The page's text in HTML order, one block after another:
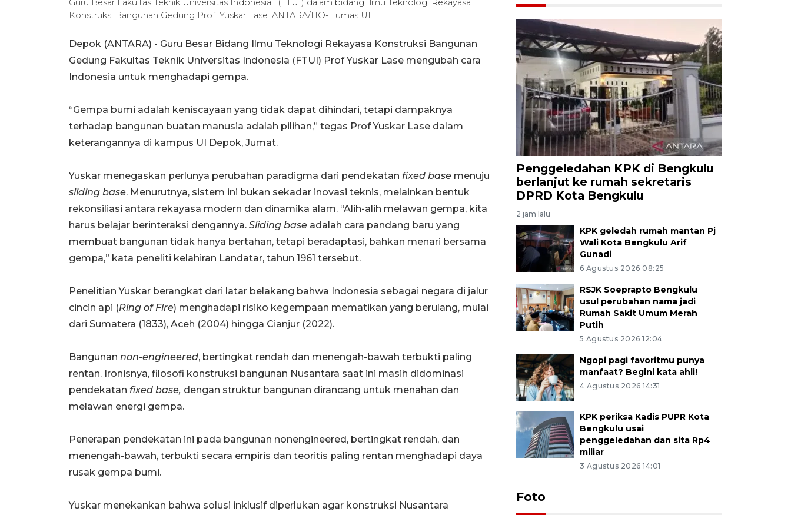
Guru Besar Fakultas Teknik Universitas Indonesia (FTUI) dalam bidang Ilmu Teknologi Rekayasa
Konstruksi Bangunan Gedung Prof. Yuskar Lase. ANTARA/HO-Humas UI
Depok (ANTARA) - Guru Besar Bidang Ilmu Teknologi Rekayasa Konstruksi Bangunan
Gedung Fakultas Teknik Universitas Indonesia (FTUI) Prof Yuskar Lase mengubah cara
Indonesia untuk menghadapi gempa.
“Gempa bumi adalah keniscayaan yang tidak dapat dihindari, tetapi dampaknya
terhadap bangunan buatan manusia adalah pilihan,” tegas Prof Yuskar Lase dalam
keterangannya di kampus UI Depok, Jumat.
Yuskar menegaskan perlunya perubahan paradigma dari pendekatan fixed base menuju
sliding base. Menurutnya, sistem ini bukan sekadar inovasi teknis, melainkan bentuk
rekonsiliasi antara rekayasa modern dan dinamika alam. “Alih-alih melawan gempa, kita
harus belajar berinteraksi dengannya. Sliding base adalah cara pandang baru yang
membuat bangunan tidak hanya bertahan, tetapi beradaptasi, bahkan menari bersama
gempa,” kata peneliti kelahiran Landatar, tahun 1961 tersebut.
Penelitian Yuskar berangkat dari latar belakang bahwa Indonesia sebagai negara di jalur
cincin api (Ring of Fire) menghadapi risiko kegempaan mematikan yang berulang, mulai
dari Sumatera (1833), Aceh (2004) hingga Cianjur (2022).
Bangunan non-engineered, bertingkat rendah dan menengah-bawah terbukti paling
rentan. Ironisnya, filosofi konstruksi bangunan Nusantara saat ini masih didominasi
pendekatan fixed base, dengan struktur bangunan dirancang untuk menahan dan
melawan energi gempa.
Penerapan pendekatan ini pada bangunan nonengineered, bertingkat rendah, dan
menengah-bawah, terbukti secara empiris dan teoritis paling rentan menghadapi daya
rusak gempa bumi.
Yuskar menekankan bahwa solusi inklusif diperlukan agar konstruksi Nusantara
Penggeledahan KPK di Bengkulu
berlanjut ke rumah sekretaris
DPRD Kota Bengkulu
2 jam lalu
KPK geledah rumah mantan Pj
Wali Kota Bengkulu Arif
Gunadi
6 Agustus 2026 08:25
RSJK Soeprapto Bengkulu
usul perubahan nama jadi
Rumah Sakit Umum Merah
Putih
5 Agustus 2026 12:04
Ngopi pagi favoritmu punya
manfaat? Begini kata ahli!
4 Agustus 2026 14:31
KPK periksa Kadis PUPR Kota
Bengkulu usai
penggeledahan dan sita Rp4
miliar
3 Agustus 2026 14:01
Foto